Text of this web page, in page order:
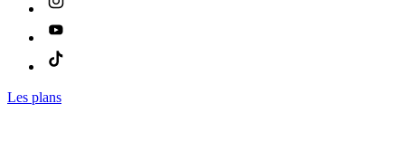
Les plans